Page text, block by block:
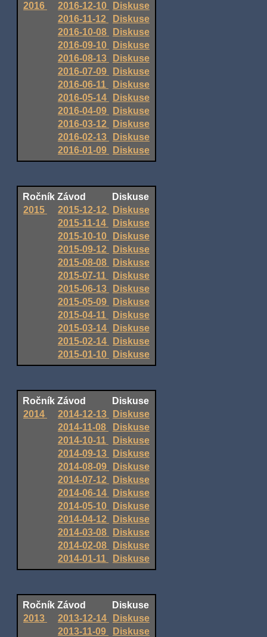
2016 2016-12-10
Diskuse
2016-11-12
Diskuse
2016-10-08
Diskuse
2016-09-10
Diskuse
2016-08-13
Diskuse
2016-07-09
Diskuse
2016-06-11
Diskuse
2016-05-14
Diskuse
2016-04-09
Diskuse
2016-03-12
Diskuse
2016-02-13
Diskuse
2016-01-09
Diskuse
Ročník Závod
Diskuse
2015
2015-12-12
Diskuse
2015-11-14
Diskuse
2015-10-10
Diskuse
2015-09-12
Diskuse
2015-08-08
Diskuse
2015-07-11
Diskuse
2015-06-13
Diskuse
2015-05-09
Diskuse
2015-04-11
Diskuse
2015-03-14
Diskuse
2015-02-14
Diskuse
2015-01-10
Diskuse
Ročník Závod
Diskuse
2014
2014-12-13
Diskuse
2014-11-08
Diskuse
2014-10-11
Diskuse
2014-09-13
Diskuse
2014-08-09
Diskuse
2014-07-12
Diskuse
2014-06-14
Diskuse
2014-05-10
Diskuse
2014-04-12
Diskuse
2014-03-08
Diskuse
2014-02-08
Diskuse
2014-01-11
Diskuse
Ročník Závod
Diskuse
2013
2013-12-14
Diskuse
2013-11-09
Diskuse